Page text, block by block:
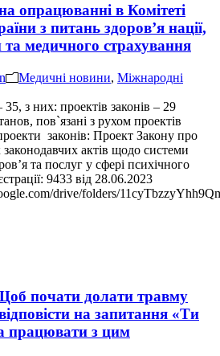
опрацюванні в Комітеті
з питань здоров’я нації,
медичного страхування
Медичні новини, Міжнародні
35, з них: проектів законів – 29
пов`язані з рухом проектів
законів: Проект Закону про
актів щодо системи
та послуг у сфері психічного
9433 від 28.06.2023
drive/folders/
почати долати травму
на запитання «Ти
працювати з цим